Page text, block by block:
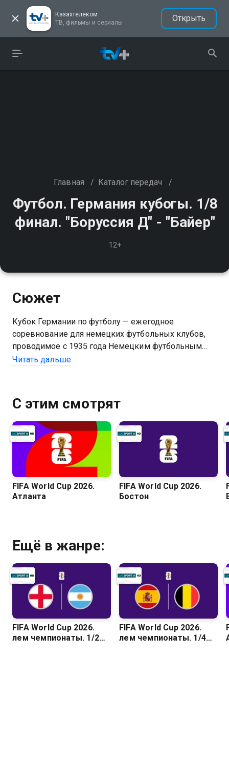
Казахтелеком
ТВ, фильмы и сериалы
Открыть
Главная / Каталог передач /
Футбол. Германия кубогы. 1/8
финал. "Боруссия Д" - "Байер"
12+
Сюжет
Кубок Германии по футболу — ежегодное
соревнование для немецких футбольных клубов,
проводимое с 1935 года Немецким футбольным
союзом. Второй по важности национальный турнир
Читать дальше
С этим смотрят
FIFA World Cup 2026.
Атланта
FIFA World Cup 2026.
Бостон
Ещё в жанре:
FIFA World Cup 2026.
Әлем чемпионаты. 1/2
FIFA World Cup 2026.
Әлем чемпионаты. 1/4